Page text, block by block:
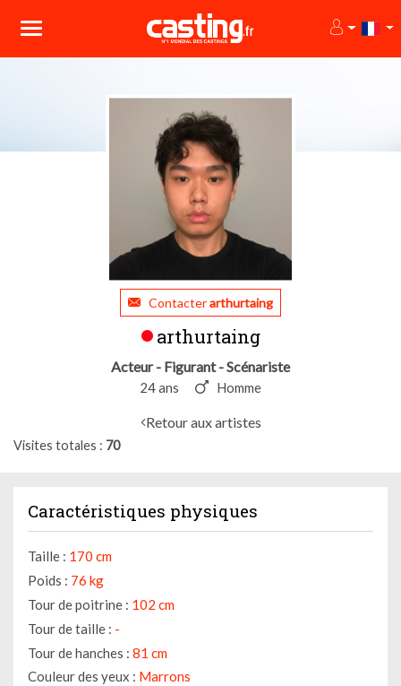
Contacterarthurtaing
arthurtaing
Acteur - Figurant - Scénariste
24 ans Homme
Retour aux artistes
Visites totales 70
Caractéristiques physiques
Taille : 170 cm
Poids : 76 kg
Tour de poitrine : 102 cm
Tour de taille : -
Tour de hanches : 81 cm
Couleur des yeux : Marrons